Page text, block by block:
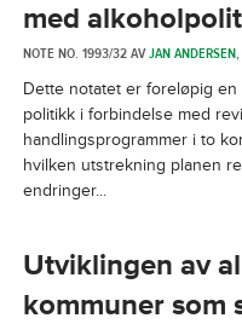
med
NOTE NO. 1993/32 AVJAN ANDERSEN,
Dette notatet er foreløpig
politikk i forbindelse med
handlingsprogrammer i to
hvilken utstrekning planen
endringer...
Utviklingen av
kommuner som